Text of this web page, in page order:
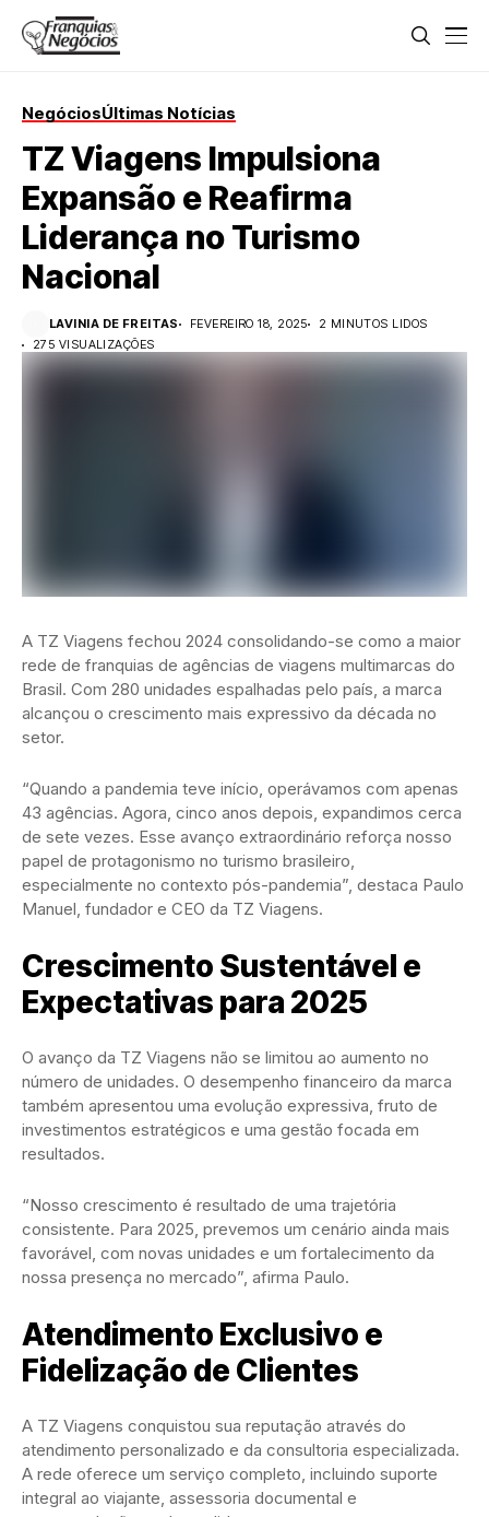
NegóciosÚltimas Notícias
TZ Viagens Impulsiona
Expansão e Reafirma
Liderança no Turismo
Nacional
LAVINIA DE FREITAS FEVEREIRO 18, 2025
2 MINUTOS LIDOS
275 VISUALIZAÇÕES
A TZ Viagens fechou 2024 consolidando-se como a maior
rede de franquias de agências de viagens multimarcas do
Brasil. Com 280 unidades espalhadas pelo país, a marca
alcançou o crescimento mais expressivo da década no
setor.
“Quando a pandemia teve início, operávamos com apenas
43 agências. Agora, cinco anos depois, expandimos cerca
de sete vezes. Esse avanço extraordinário reforça nosso
papel de protagonismo no turismo brasileiro,
especialmente no contexto pós-pandemia”, destaca Paulo
Manuel, fundador e CEO da TZ Viagens.
Crescimento Sustentável e
Expectativas para 2025
O avanço da TZ Viagens não se limitou ao aumento no
número de unidades. O desempenho financeiro da marca
também apresentou uma evolução expressiva, fruto de
investimentos estratégicos e uma gestão focada em
resultados.
“Nosso crescimento é resultado de uma trajetória
consistente. Para 2025, prevemos um cenário ainda mais
favorável, com novas unidades e um fortalecimento da
nossa presença no mercado”, afirma Paulo.
Atendimento Exclusivo e
Fidelização de Clientes
A TZ Viagens conquistou sua reputação através do
atendimento personalizado e da consultoria especializada.
A rede oferece um serviço completo, incluindo suporte
integral ao viajante, assessoria documental e